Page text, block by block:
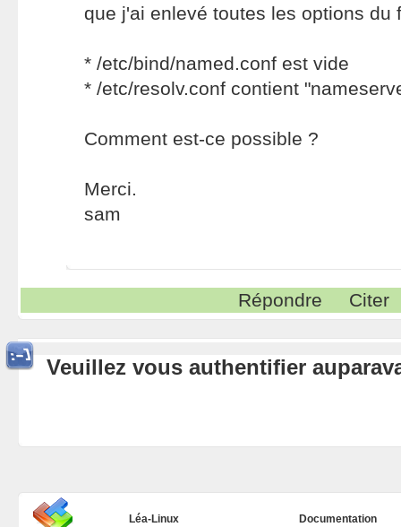
que j'ai enlevé toutes les options du
* /etc/bind/named.conf est vide
* /etc/resolv.conf contient
Comment est-ce possible ?
Merci.
sam
Répondre Citer
Veuillez vous authentifier
Léa-Linux
Documentation